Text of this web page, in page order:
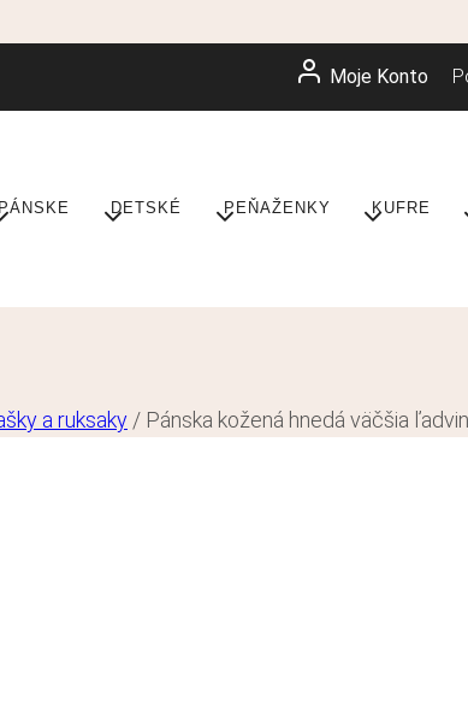
Moje Konto
PÁNSKE DETSKÉ PEŇAŽENKY KUFRE
a ruksaky / Pánska kožená hnedá väčšia